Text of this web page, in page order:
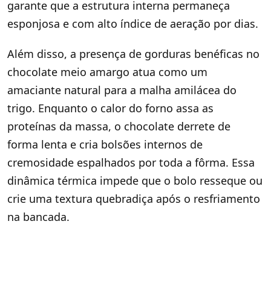
garante que a estrutura interna permaneça
esponjosa e com alto índice de aeração por dias.
Além disso, a presença de gorduras benéficas no
chocolate meio amargo atua como um
amaciante natural para a malha amilácea do
trigo. Enquanto o calor do forno assa as
proteínas da massa, o chocolate derrete de
forma lenta e cria bolsões internos de
cremosidade espalhados por toda a fôrma. Essa
dinâmica térmica impede que o bolo resseque ou
crie uma textura quebradiça após o resfriamento
na bancada.